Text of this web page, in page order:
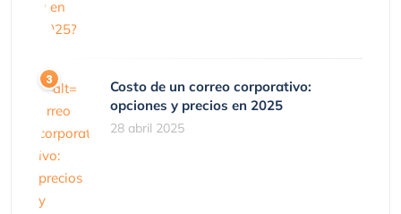
Costo de un correo corporativo:
opciones y precios en 2025
28 abril 2025